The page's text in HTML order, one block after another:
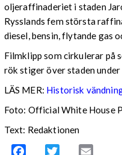
oljeraffinaderiet i staden
Rysslands fem största
diesel, bensin, flytande gas
Filmklipp som cirkulerar på
rök stiger över staden
LÄS MER: Historisk
Foto: Official White House
Text: Redaktionen
Facebook Twitter